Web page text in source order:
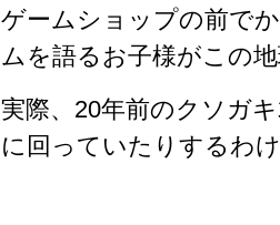
ゲームショップの前で
ムを語るお子様がこの
実際、20年前のクソガ
に回っていたりするわ